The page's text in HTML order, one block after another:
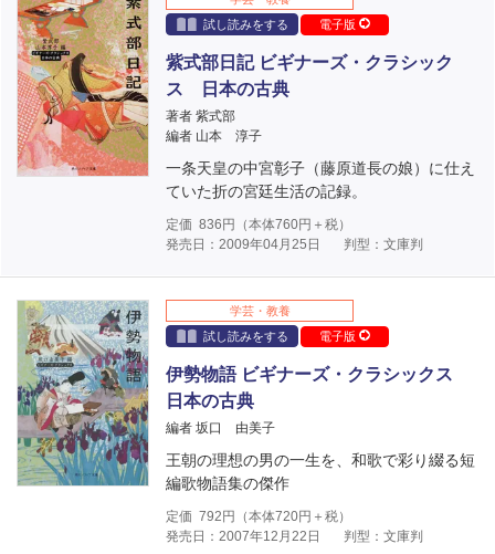
試し読みをする
電子版
紫式部日記 ビギナーズ・クラシック
ス 日本の古典
著者 紫式部
編者 山本 淳子
一条天皇の中宮彰子（藤原道長の娘）に仕え
ていた折の宮廷生活の記録。
定価 836 円（本体760円＋税）
発売日：2009年04月25日
判型：文庫判
学芸・教養
試し読みをする
電子版
伊勢物語 ビギナーズ・クラシックス
日本の古典
編者 坂口 由美子
王朝の理想の男の一生を、和歌で彩り綴る短
編歌物語集の傑作
定価 792 円（本体720円＋税）
発売日：2007年12月22日
判型：文庫判